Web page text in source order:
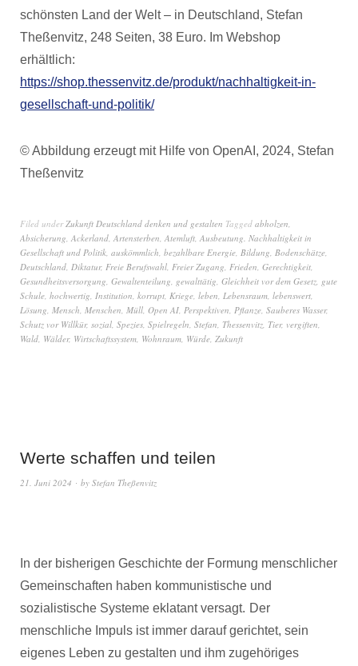
schönsten Land der Welt – in Deutschland, Stefan
Theßenvitz, 248 Seiten, 38 Euro. Im Webshop
erhältlich:
https://shop.thessenvitz.de/produkt/nachhaltigkeit-in-
gesellschaft-und-politik/
© Abbildung erzeugt mit Hilfe von OpenAI, 2024, Stefan
Theßenvitz
Filed underZukunft Deutschland denken und gestalten Tagged abholzen,
Absicherung, Ackerland, Artensterben, Atemluft, Ausbeutung. Nachhaltigkeit in
Gesellschaft und Politik, auskömmlich, bezahlbare Energie, Bildung, Bodenschätze,
Deutschland, Diktatur, Freie Berufswahl, Freier Zugang, Frieden, Gerechtigkeit,
Gesundheitsversorgung, Gewaltenteilung, gewalttätig, Gleichheit vor dem Gesetz, gute
Schule, hochwertig, Institution, korrupt, Kriege, leben, Lebensraum, lebenswert,
Lösung, Mensch, Menschen, Müll, Open AI, Perspektiven, Pflanze, Sauberes Wasser,
Schutz vor Willkür, sozial, Spezies, Spielregeln, Stefan, Thessenvitz, Tier, vergiften,
Wald, Wälder, Wirtschaftssystem, Wohnraum, Würde, Zukunft
Werte schaffen und teilen
21. Juni 2024 by Stefan Theßenvitz
In der bisherigen Geschichte der Formung menschlicher
Gemeinschaften haben kommunistische und
sozialistische Systeme eklatant versagt. Der
menschliche Impuls ist immer darauf gerichtet, sein
eigenes Leben zu gestalten und ihm zugehöriges